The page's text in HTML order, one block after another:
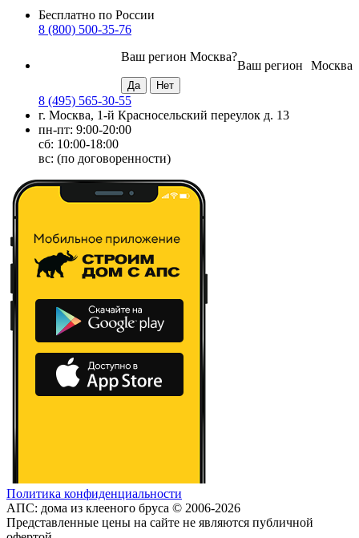
Бесплатно по России
8 (800) 500-35-76
Москва
Ваш регион
Ваш регион Москва?
8 (495) 565-30-55
г. Москва, 1-й Красносельский переулок д. 13
пн-пт: 9:00-20:00
сб: 10:00-18:00
вс: (по договоренности)
Политика конфиденциальности
АПС: дома из клееного бруса © 2006-2026
Представленные цены на сайте не являются публичной